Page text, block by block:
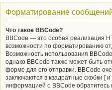
Форматирование
Что такое BBCode?
BBCode — это особая реализация
возможности по форматированию
Возможность использования
однако BBCode также может быть
форме для его отправки. BBCode
заключаются в квадратные скобки [
информацией о BBCode обратитесь